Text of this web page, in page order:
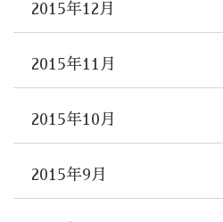
2015年12月
2015年11月
2015年10月
2015年9月